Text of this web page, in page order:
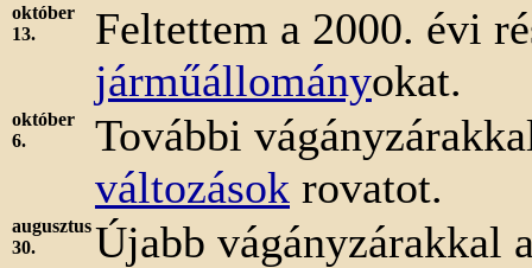
október
13.
Feltettem a 2000. évi
járműállományokat.
október
6.
További
változások rovatot.
augusztus
30.
Újabb vágányzárakkal